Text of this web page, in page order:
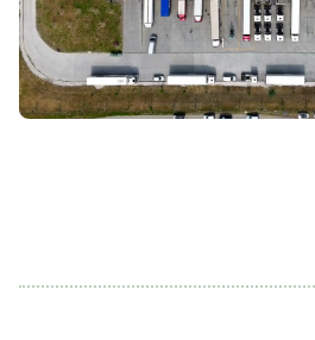
Play